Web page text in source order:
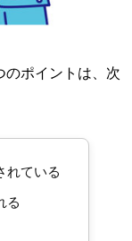
のポイントは、次
れている
る